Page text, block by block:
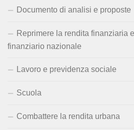
Documento di analisi e proposte
Reprimere la rendita finanziaria
finanziario nazionale
Lavoro e previdenza sociale
Scuola
Combattere la rendita urbana